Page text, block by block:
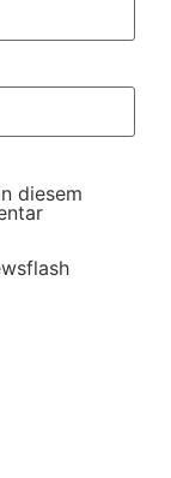
diesem